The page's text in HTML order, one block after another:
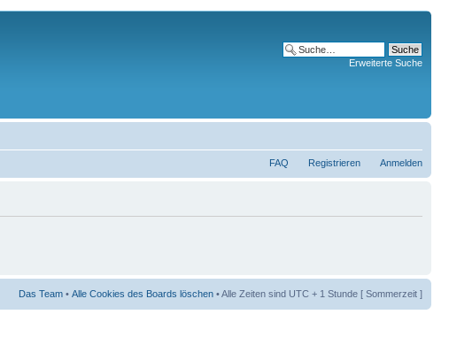
Erweiterte Suche
FAQ Registrieren Anmelden
Das Team • Alle Cookies des Boards löschen • Alle Zeiten sind UTC + 1 Stunde [ Sommerzeit ]